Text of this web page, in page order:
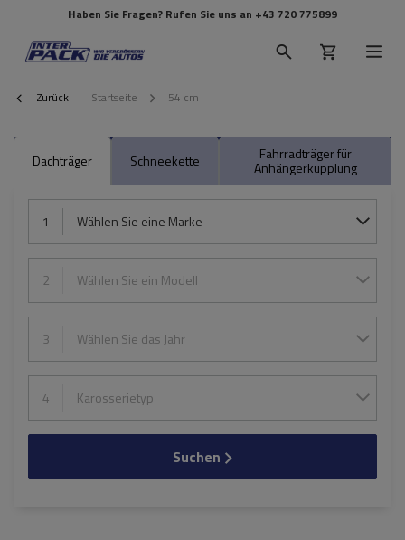
Haben Sie Fragen? Rufen Sie uns an +43 720 775899
Zurück Startseite 54 cm
Dachträger Schneekette Fahrradträger für
Anhängerkupplung
1 Wählen Sie eine Marke
2 Wählen Sie ein Modell
3 Wählen Sie das Jahr
4 Karosserietyp
Suchen